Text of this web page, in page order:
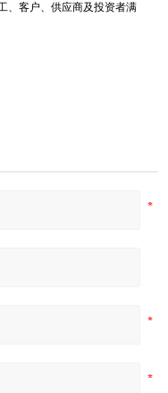
、客户、供应商及投资者满